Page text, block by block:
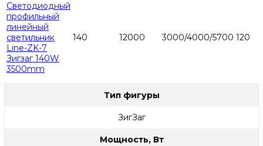
Светодиодный
профильный
линейный
светильник
Line-ZK-7
Зигзаг 140W
3500mm
140 12000 3000/4000/5700 120
Тип фигуры
ЗигЗаг
Мощность, Вт